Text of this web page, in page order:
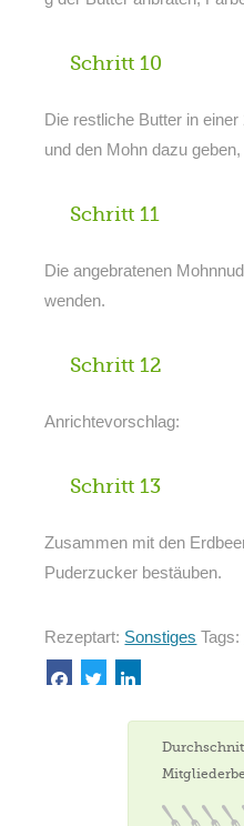
Schritt 10
Die restliche Butter in
und den Mohn dazu
Schritt 11
Die angebratenen
wenden.
Schritt 12
Anrichtevorschlag:
Schritt 13
Zusammen mit den
Puderzucker bestäuben.
Rezeptart: Sonstiges Tags: